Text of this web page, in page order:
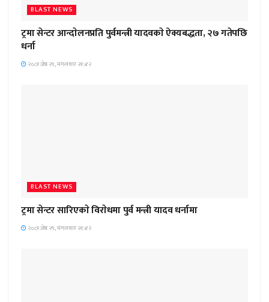
BLAST NEWS
ट्रमा सेन्टर आन्दाेलनप्रति पुर्वमन्त्री यादवकाे ऐक्यबद्धता, २७ गतेपछि
धर्ना
२०८१ जेष्ठ २९, मंगलवार २१:४२
BLAST NEWS
ट्रमा सेन्टर सारिएकाे विराेधमा पुर्व मन्त्री यादव धर्नामा
२०८१ जेष्ठ २९, मंगलवार २१:४२